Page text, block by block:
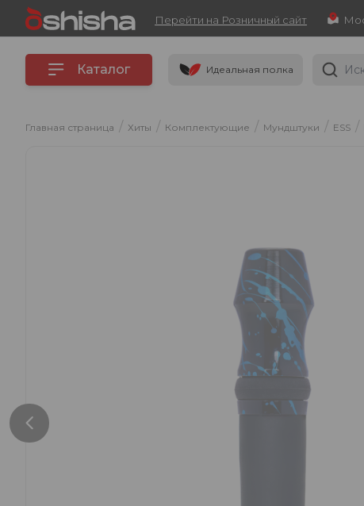
Перейти на Розничный сайт
Каталог Идеальная полка
Главная страница / Хиты / Комплектующие / Мундштуки / ESS /